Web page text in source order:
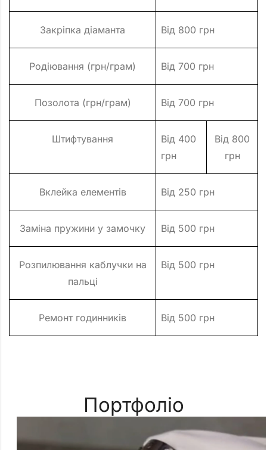
Закріпка діаманта Від 800 грн
Родіювання (грн/грам) Від 700 грн
Позолота (грн/грам) Від 700 грн
Штифтування
Від 400
грн
Від 800
грн
Вклейка елементів Від 250 грн
Заміна пружини у замочку Від 500 грн
Розпилювання каблучки на
пальці
Від 500 грн
Ремонт годинників Від 500 грн
Портфоліо